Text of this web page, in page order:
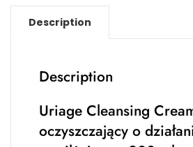
Description
Description
Uriage Cleansing
oczyszczający o